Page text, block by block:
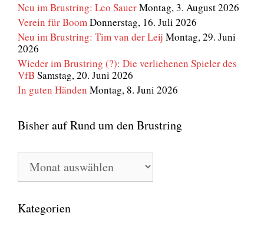
Neu im Brustring: Leo SauerMontag, 3. August 2026
Verein für BoomDonnerstag, 16. Juli 2026
Neu im Brustring: Tim van der Leij Montag, 29. Juni
2026
Wieder im Brustring (?): Die verliehenen Spieler des
VfB Samstag, 20. Juni 2026
In guten Händen Montag, 8. Juni 2026
Bisher auf Rund um den Brustring
Bisher
auf
Rund
den
Brustring
Kategorien